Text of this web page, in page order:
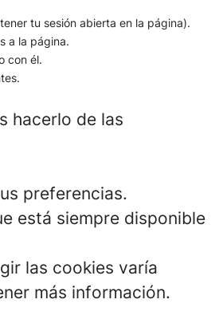
tu sesión abierta en la página).
a la página.
con él.
hacerlo de las
preferencias.
está siempre disponible
las cookies varía
más información.